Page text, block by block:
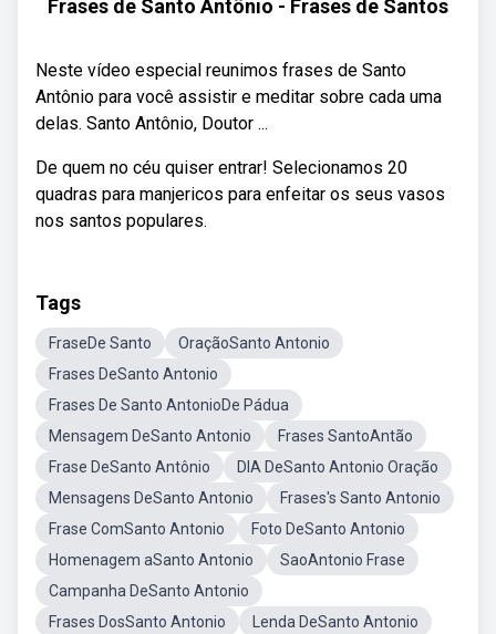
Frases de Santo Antônio - Frases de Santos
Neste vídeo especial reunimos frases de Santo
Antônio para você assistir e meditar sobre cada uma
delas. Santo Antônio, Doutor ...
De quem no céu quiser entrar! Selecionamos 20
quadras para manjericos para enfeitar os seus vasos
nos santos populares.
Tags
FraseDe Santo
OraçãoSanto Antonio
Frases DeSanto Antonio
Frases De Santo AntonioDe Pádua
Mensagem DeSanto Antonio
Frases SantoAntão
Frase DeSanto Antônio
DIA DeSanto Antonio Oração
Mensagens DeSanto Antonio
Frases's Santo Antonio
Frase ComSanto Antonio
Foto DeSanto Antonio
Homenagem aSanto Antonio
SaoAntonio Frase
Campanha DeSanto Antonio
Frases DosSanto Antonio
Lenda DeSanto Antonio